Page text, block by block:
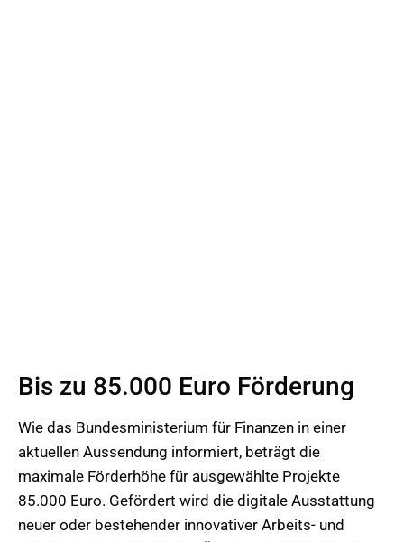
Bis zu 85.000 Euro Förderung
Wie das Bundesministerium für Finanzen in einer
aktuellen Aussendung informiert, beträgt die
maximale Förderhöhe für ausgewählte Projekte
85.000 Euro. Gefördert wird die digitale Ausstattung
neuer oder bestehender innovativer Arbeits- und